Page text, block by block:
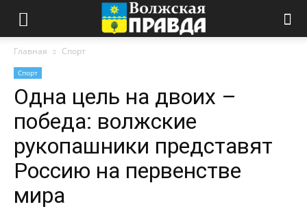
Главная Спорт
Спорт
Одна цель на двоих –
победа: волжские
рукопашники представят
Россию на первенстве
мира